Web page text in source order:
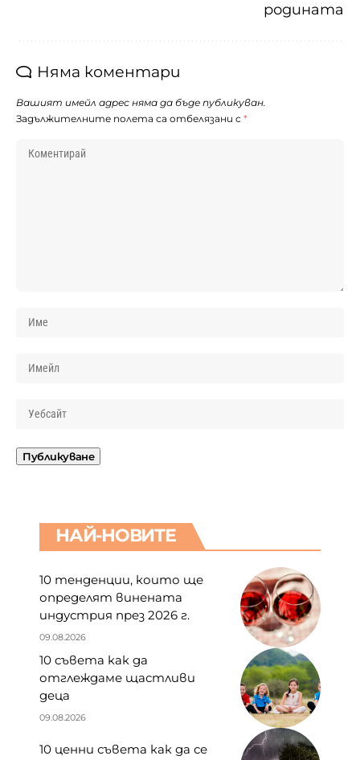
родината
Няма коментари
Вашият имейл адрес няма да бъде публикуван.
Задължителните полета са отбелязани с *
НАЙ-НОВИТЕ
10 тенденции, които ще
определят винената
индустрия през 2026 г.
09.08.2026
10 съвета как да
отглеждаме щастливи
деца
09.08.2026
10 ценни съвета как да се